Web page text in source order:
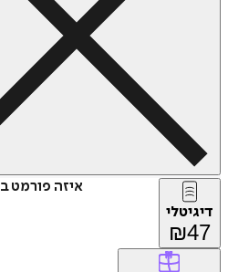
איזה פורמט בא לך?
₪